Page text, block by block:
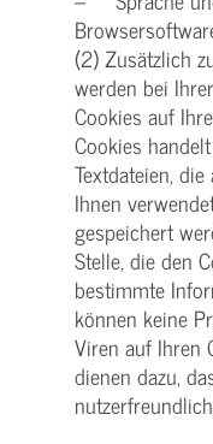
(2) Zusätzlich
werden bei
Cookies auf
Cookies
Textdateien,
Ihnen
gespeichert
Stelle, die den
bestimmte
können keine
Viren auf Ihren
dienen dazu,